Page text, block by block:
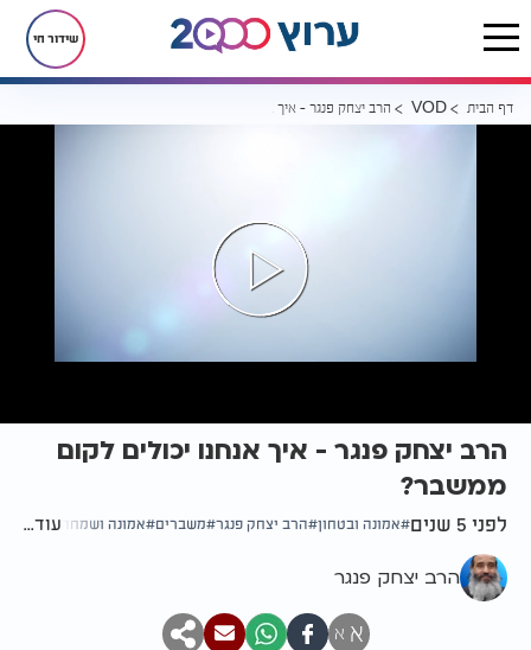
שידור חי
דף הבית VOD הרב יצחק פנגר - איך אנחנו יכולים לקום ממשבר?
הרב יצחק פנגר - איך אנחנו יכולים לקום
ממשבר?
לפני 5 שנים אמונה ובטחון הרב יצחק פנגר משברים אמונה ושמחה איך
עוד...
הרב יצחק פנגר
א א